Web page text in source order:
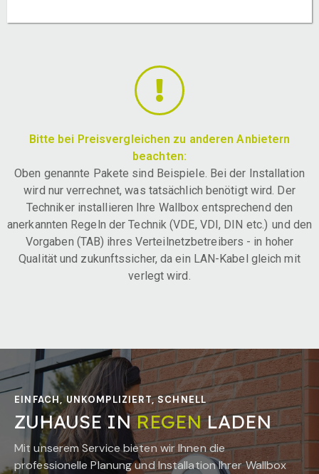
Bitte bei Preisvergleichen zu anderen Anbietern
beachten:
Oben genannte Pakete sind Beispiele. Bei der Installation
wird nur verrechnet, was tatsächlich benötigt wird. Der
Techniker installieren Ihre Wallbox entsprechend den
anerkannten Regeln der Technik (VDE, VDI, DIN etc.) und den
Vorgaben (TAB) ihres Verteilnetzbetreibers - in hoher
Qualität und zukunftssicher, da ein LAN-Kabel gleich mit
verlegt wird.
EINFACH, UNKOMPLIZIERT, SCHNELL
ZUHAUSE INREGENLADEN
Mit unserem Service bieten wir Ihnen die
professionelle Planung und Installation Ihrer Wallbox